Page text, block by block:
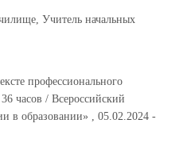
Учитель начальных
профессионального
часов / Всероссийский
в образовании» , 05.02.2024 -